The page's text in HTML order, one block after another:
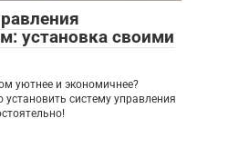
установка своими
уютнее и экономичнее?
установить систему управления